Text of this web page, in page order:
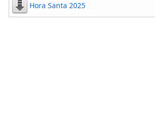
Hora Santa 2025